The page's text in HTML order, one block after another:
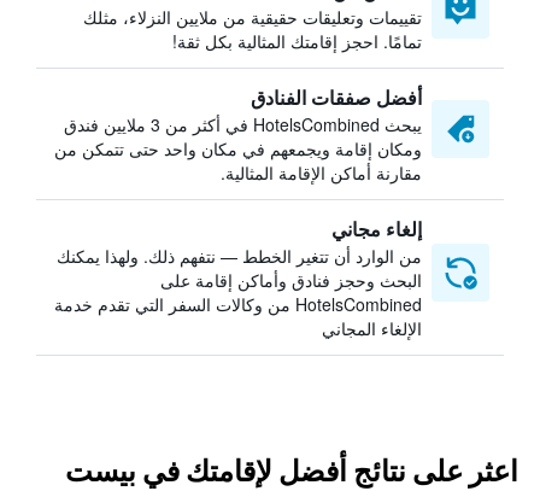
تقييمات وتعليقات حقيقية من ملايين النزلاء، مثلك
تمامًا. احجز إقامتك المثالية بكل ثقة!
أفضل صفقات الفنادق
يبحث HotelsCombined في أكثر من 3 ملايين فندق
ومكان إقامة ويجمعهم في مكان واحد حتى تتمكن من
مقارنة أماكن الإقامة المثالية.
إلغاء مجاني
من الوارد أن تتغير الخطط — نتفهم ذلك. ولهذا يمكنك
البحث وحجز فنادق وأماكن إقامة على
HotelsCombined من وكالات السفر التي تقدم خدمة
الإلغاء المجاني
اعثر على نتائج أفضل لإقامتك في بيست